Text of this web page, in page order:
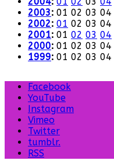
2003: 01 02 03 04
2002: 01 02 03 04
2001: 01 02 03 04
2000: 01 02 03 04
1999: 01 02 03 04
Facebook
YouTube
Instagram
Vimeo
Twitter
tumblr.
RSS